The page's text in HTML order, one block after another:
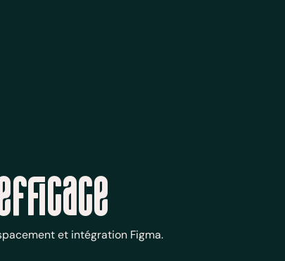
et intégration Figma.